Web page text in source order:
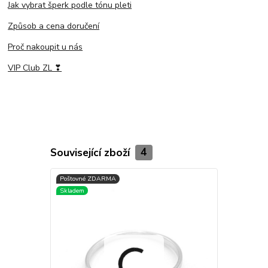
Jak vybrat šperk podle tónu pleti
Způsob a cena doručení
Proč nakoupit u nás
VIP Club ZL ❣
Související zboží 4